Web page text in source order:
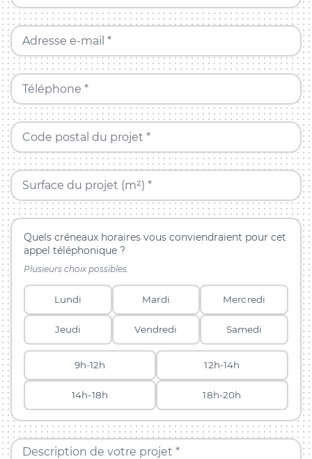
Adresse e-mail *
Téléphone *
Code postal du projet *
Surface du projet (m²) *
Quels créneaux horaires vous conviendraient pour cet
appel téléphonique ?
Plusieurs choix possibles.
Lundi Mardi Mercredi
Jeudi Vendredi Samedi
9h-12h 12h-14h
14h-18h 18h-20h
Description de votre projet *